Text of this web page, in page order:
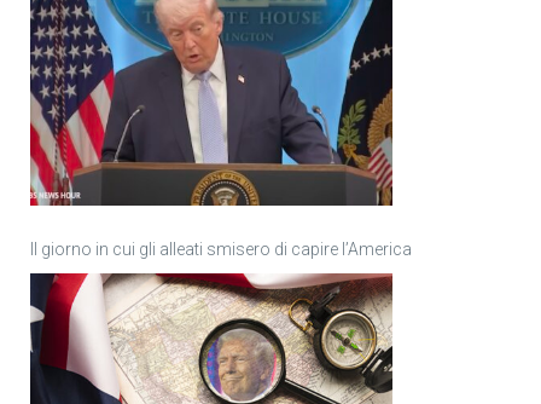
Il giorno in cui gli alleati smisero di capire l’America